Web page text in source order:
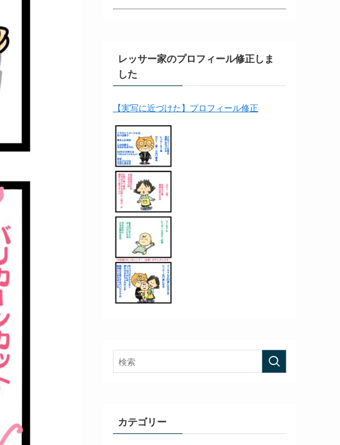
レッサー家のプロフィール修正しま
した
【実写に近づけた】プロフィール修正
カテゴリー